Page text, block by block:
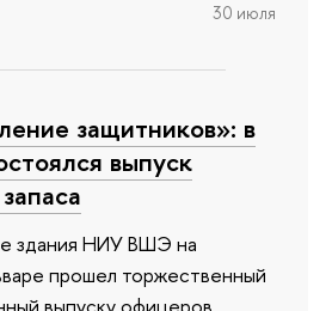
30 июля
защитников»: в
выпуск
здания НИУ ВШЭ на
прошел торжественный
выпуску офицеров